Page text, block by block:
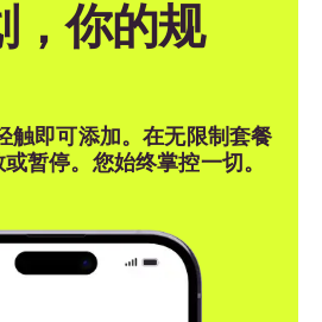
，你的规
触即可添加。在无限制套餐
暂停。您始终掌控一切。